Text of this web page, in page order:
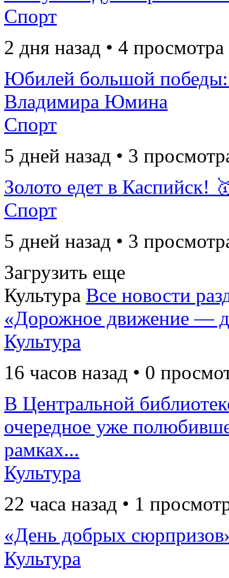
Спорт
2 дня назад • 4 просмотра
Юбилей большой
Владимира Юмина
Спорт
5 дней назад • 3
Золото едет в Каспийск!
Спорт
5 дней назад • 3
Загрузить еще
Культура Все новости
«Дорожное движение —
Культура
16 часов назад • 0
В Центральной
очередное уже
рамках...
Культура
22 часа назад • 1
«День добрых
Культура